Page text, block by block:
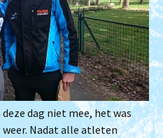
dag niet mee, het was
Nadat alle atleten